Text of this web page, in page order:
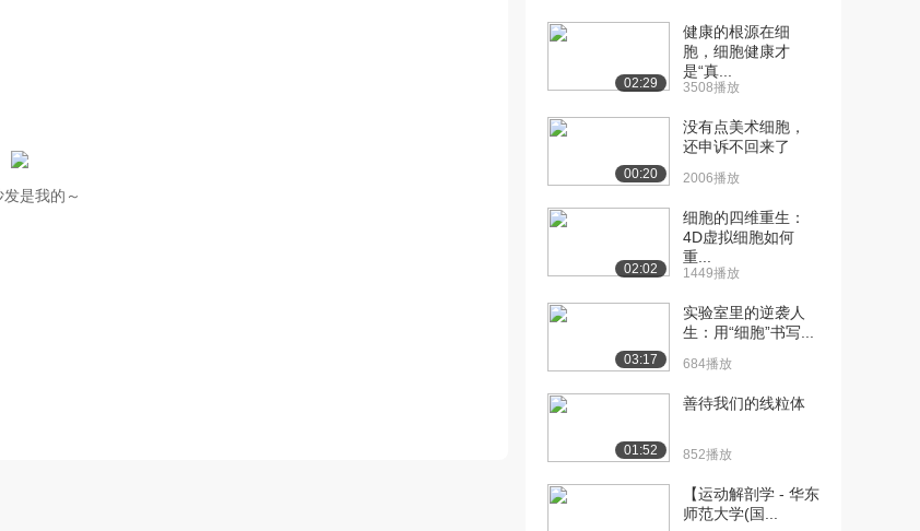
是我的～
1077播放
[12] 内膜系统与行政区划
（下）
[13] 蛋白质分选与“上
[14] 蛋白质分选与“上
13:46
[15] 蛋白质分选与“上
1045播放
13:38
[16] 细胞减数分裂——传
承与创新（上）
1.6万播放
12:04
[17] 细胞减数分裂——传
12:05
02:29
健康的根源在细
胞，细胞健康才
是“真...
3508播放
00:20
没有点美术细胞，
还申诉不回来了
2006播放
02:02
细胞的四维重生：
4D虚拟细胞如何
重...
1449播放
03:17
实验室里的逆袭人
生：用“细胞”书写...
684播放
01:52
善待我们的线粒体
852播放
【运动解剖学 - 华东
师范大学(国...